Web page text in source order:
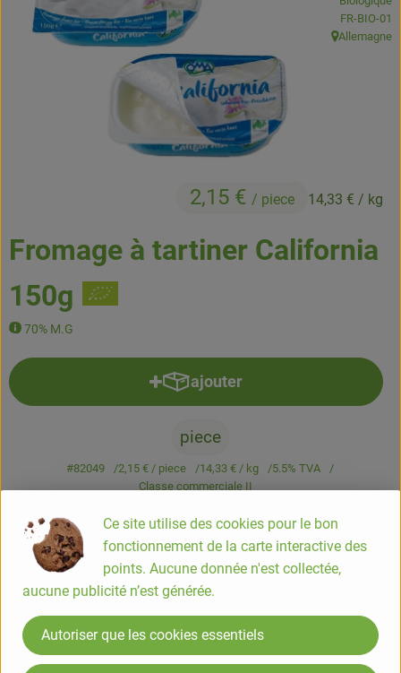
Boissons
Accessoires et divers
Cosmétique et hygiène
Fromage à tartiner California
150g
70% M.G
2,15 € / piece 14,33 € / kg
, Autorité
FR-BIO-01
, Origine:
Allemagne
ajouter
Ajouter le produit au panier
piece
#82049 2,15 €/ piece 14,33 €/ kg
5.5% TVA
Classe commerciale II
Info Origine
Info
Fromage à tartiner California 150g
Ce site utilise des cookies pour le bon
fonctionnement de la carte interactive des
points. Aucune donnée n'est collectée,
aucune publicité n’est générée.
Autoriser que les cookies essentiels